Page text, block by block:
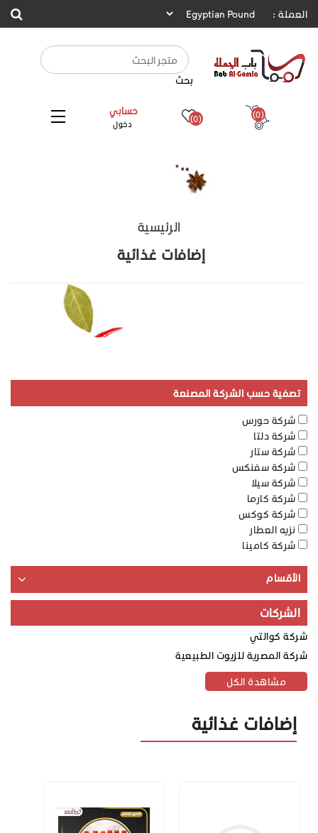
العملة :
بحث
حسابي
دخول (0) (0)
الرئيسية
إضافات غذائية
تصفية حسب الشركة المصنعة
شركة حورس
شركة دلتا
شركة ستار
شركة سفنكس
شركة سيلا
شركة كارما
شركة كوكس
نزيه العطار
شركة كامينا
الأقسام
الشركات
شركة كوالتي
شركة المصرية للزيوت الطبيعية
مشاهدة الكل
إضافات غذائية